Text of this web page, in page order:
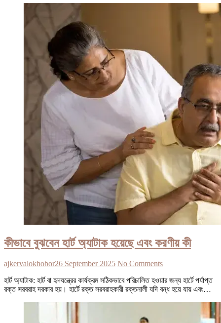
কীভাবে বুঝবেন হার্ট অ্যাটাক হয়েছে এবং করণীয় কী
ajkervalokhobor26 September 2025 No Comments
হার্ট অ্যাটাক: হার্ট বা হৃদযন্ত্রের কার্যক্রম সঠিকভাবে পরিচালিত হওয়ার জন্য হার্টে পর্যাপ্ত
রক্ত সরবরাহ দরকার হয়। হার্টে রক্ত সরবরাহকারী রক্তনালী যদি বন্ধ হয়ে যায় এবং…